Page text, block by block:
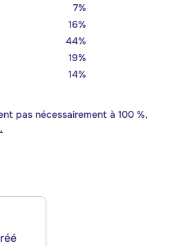
7%
16%
44%
19%
14%
pas nécessairement à 100 %,